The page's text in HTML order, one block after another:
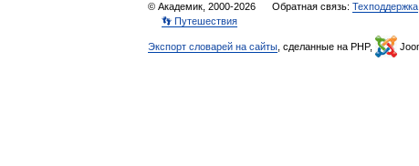
© Академик, 2000-2026 Обратная связь: Техподдержка
👣 Путешествия
Экспорт словарей на сайты , сделанные на PHP,